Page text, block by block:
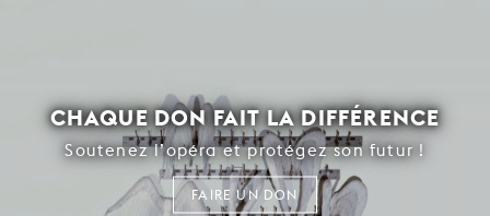
CHAQUE DON FAIT LA DIFFÉRENCE
Soutenez l’opéra et protégez son futur !
FAIRE UN DON